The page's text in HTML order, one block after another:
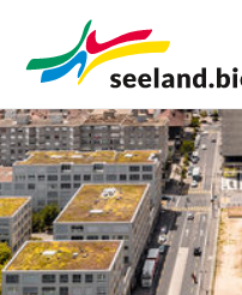
Hauptinhalt
springen